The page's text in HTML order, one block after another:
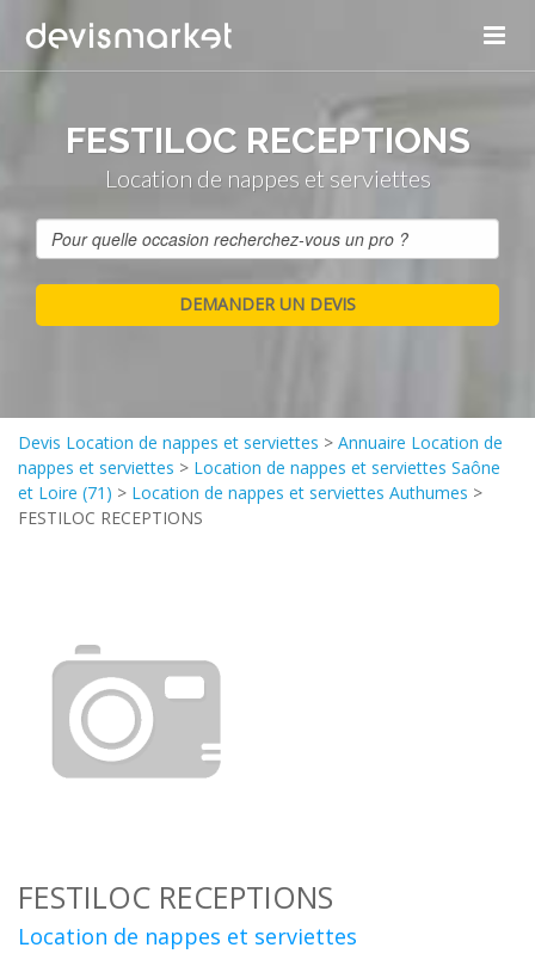
FESTILOC RECEPTIONS
Location de nappes et serviettes
Devis Location de nappes et serviettes > Annuaire Location de
nappes et serviettes > Location de nappes et serviettes Saône
et Loire (71) > Location de nappes et serviettes Authumes >
FESTILOC RECEPTIONS
FESTILOC RECEPTIONS
Location de nappes et serviettes